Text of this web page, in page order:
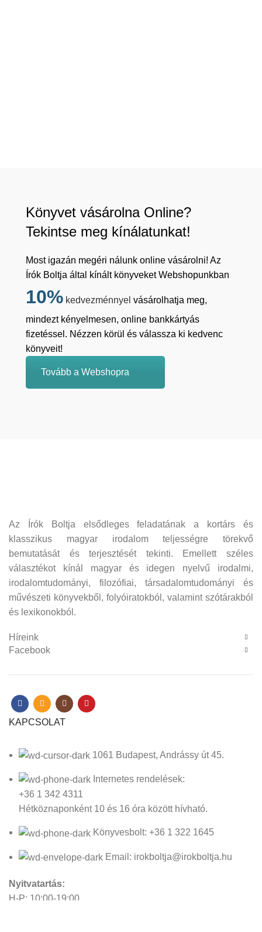
Könyvet vásárolna Online?
Tekintse meg kínálatunkat!
Most igazán megéri nálunk online vásárolni! Az
Írók Boltja által kínált könyveket Webshopunkban
10% kedvezménnyel vásárolhatja meg,
mindezt kényelmesen, online bankkártyás
fizetéssel. Nézzen körül és válassza ki kedvenc
könyveit!
Tovább a Webshopra
Az Írók Boltja elsődleges feladatának a kortárs és
klasszikus magyar irodalom teljességre törekvő
bemutatását és terjesztését tekinti. Emellett széles
választékot kínál magyar és idegen nyelvű irodalmi,
irodalomtudományi, filozófiai, társadalomtudományi és
művészeti könyvekből, folyóiratokból, valamint szótárakból
és lexikonokból.
Híreink
Facebook
KAPCSOLAT
1061 Budapest, Andrássy út 45.
Internetes rendelések:
+36 1 342 4311
Hétköznaponként 10 és 16 óra között hívható.
Könyvesbolt: +36 1 322 1645
Email: irokboltja@irokboltja.hu
Nyitvatartás:
H-P: 10:00-19:00